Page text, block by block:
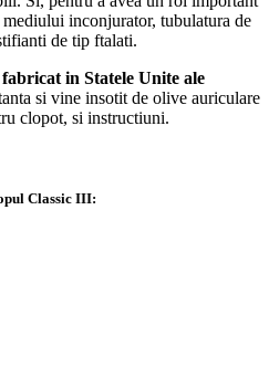
inconjurator, tubulatura de
de tip ftalati.
in Statele Unite ale
si vine insotit de olive auriculare
clopot, si instructiuni.
Classic III: